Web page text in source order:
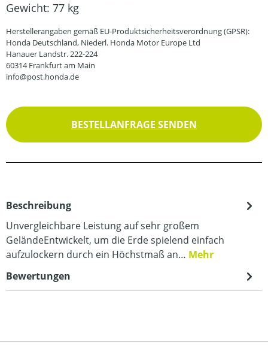
Gewicht: 77 kg
Herstellerangaben gemäß EU-Produktsicherheitsverordnung (GPSR):
Honda Deutschland, Niederl. Honda Motor Europe Ltd
Hanauer Landstr. 222-224
60314 Frankfurt am Main
info@post.honda.de
BESTELLANFRAGE SENDEN
Beschreibung
Unvergleichbare Leistung auf sehr großem
GeländeEntwickelt, um die Erde spielend einfach
aufzulockern durch ein Höchstmaß an… Mehr
Bewertungen